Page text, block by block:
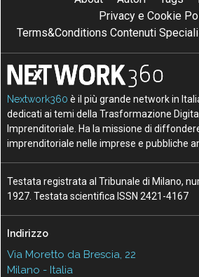
Privacy e Cookie
Terms&Conditions Contenuti
Nextwork360 è il più grande network in
dedicati ai temi della Trasformazione
Imprenditoriale. Ha la missione di
imprenditoriale nelle imprese e pubbliche
Testata registrata al Tribunale di Milano,
1927. Testata scientifica ISSN 2421-4167
Indirizzo
Via Moretto da Brescia, 22
Milano - Italia